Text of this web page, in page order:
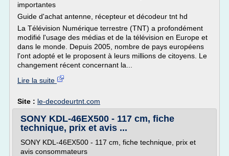
importantes
Guide d'achat antenne, récepteur et décodeur tnt hd
La Télévision Numérique terrestre (TNT) a profondément
modifié l'usage des médias et de la télévision en Europe et
dans le monde. Depuis 2005, nombre de pays européens
l'ont adopté et le proposent à leurs millions de citoyens. Le
changement récent concernant la...
Lire la suite
Site : le-decodeurtnt.com
SONY KDL-46EX500 - 117 cm, fiche
technique, prix et avis ...
SONY KDL-46EX500 - 117 cm, fiche technique, prix et
avis consommateurs